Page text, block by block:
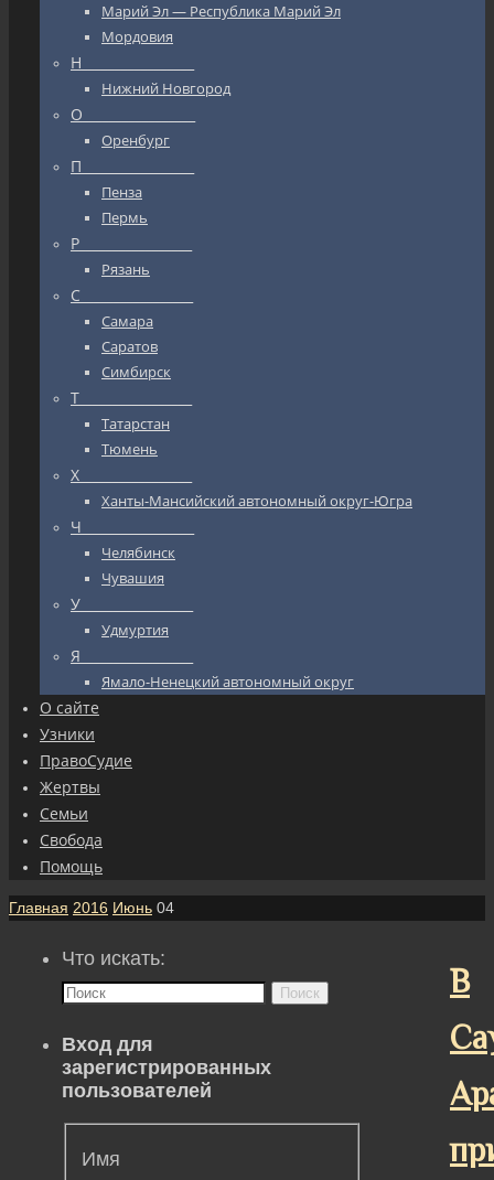
Марий Эл — Республика Марий Эл
Мордовия
Н_________________
Нижний Новгород
О_________________
Оренбург
П_________________
Пенза
Пермь
Р_________________
Рязань
С_________________
Самара
Саратов
Симбирск
Т_________________
Татарстан
Тюмень
Х_________________
Ханты-Мансийский автономный округ-Югра
Ч_________________
Челябинск
Чувашия
У_________________
Удмуртия
Я_________________
Ямало-Ненецкий автономный округ
О сайте
Узники
ПравоСудие
Жертвы
Семьи
Свобода
Помощь
Главная 2016 Июнь 04
В
Что искать:
Поиск
Вход для
зарегистрированных
пользователей
Имя